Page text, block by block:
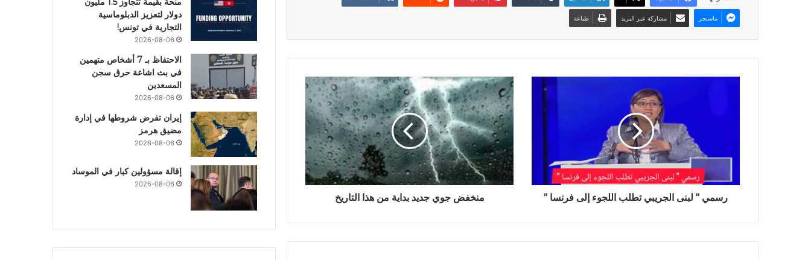
ماسنجر مشاركة عبر البريد طباعة
رسمي " لبنى الجريبي تطلب اللجوء إلى فرنسا " منخفض جوي جديد بداية من هذا التاريخ
دولار لتعزيز الدبلوماسية
التجارية في تونس!
2026-08-06
الاحتفاظ بـ 7 أشخاص متهمين
في بث اشاعة حرق سجن
المسعدين
2026-08-06
إيران تفرض شروطها في إدارة
مضيق هرمز
2026-08-06
إقالة مسؤولين كبار في الموساد
2026-08-06